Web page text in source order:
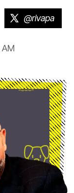
@rivapa